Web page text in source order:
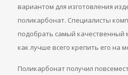
вариантом для изготовления
поликарбонат. Специалисты
подобрать самый качественный
как лучше всего крепить его на
Поликарбонат получил